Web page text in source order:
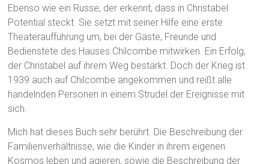
Ebenso wie ein Russe, der erkennt, dass in Christabel
Potential steckt. Sie setzt mit seiner Hilfe eine erste
Theateraufführung um, bei der Gäste, Freunde und
Bedienstete des Hauses Chilcombe mitwirken. Ein Erfolg,
der Christabel auf ihrem Weg bestärkt. Doch der Krieg ist
1939 auch auf Chilcombe angekommen und reißt alle
handelnden Personen in einem Strudel der Ereignisse mit
sich.
Mich hat dieses Buch sehr berührt. Die Beschreibung der
Familienverhältnisse, wie die Kinder in ihrem eigenen
Kosmos leben und agieren, sowie die Beschreibung der